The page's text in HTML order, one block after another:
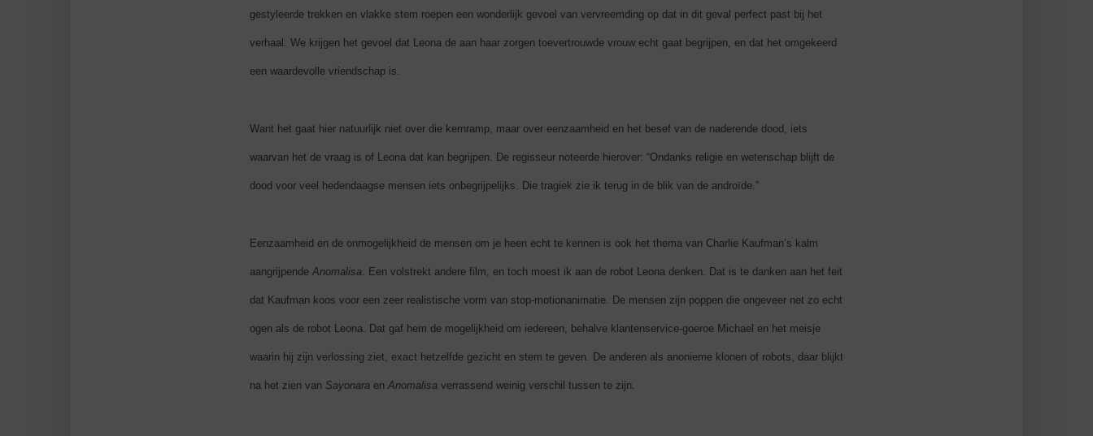
gestyleerde trekken en vlakke stem roepen een wonderlijk gevoel van vervreemding op dat in dit geval perfect past bij het
verhaal. We krijgen het gevoel dat Leona de aan haar zorgen toevertrouwde vrouw echt gaat begrijpen, en dat het omgekeerd
een waardevolle vriendschap is.
Want het gaat hier natuurlijk niet over die kernramp, maar over eenzaamheid en het besef van de naderende dood, iets
waarvan het de vraag is of Leona dat kan begrijpen. De regisseur noteerde hierover: “Ondanks religie en wetenschap blijft de
dood voor veel hedendaagse mensen iets onbegrijpelijks. Die tragiek zie ik terug in de blik van de androïde.”
Eenzaamheid en de onmogelijkheid de mensen om je heen echt te kennen is ook het thema van Charlie Kaufman’s kalm
aangrijpende Anomalisa. Een volstrekt andere film, en toch moest ik aan de robot Leona denken. Dat is te danken aan het feit
dat Kaufman koos voor een zeer realistische vorm van stop-motionanimatie. De mensen zijn poppen die ongeveer net zo echt
ogen als de robot Leona. Dat gaf hem de mogelijkheid om iedereen, behalve klantenservice-goeroe Michael en het meisje
waarin hij zijn verlossing ziet, exact hetzelfde gezicht en stem te geven. De anderen als anonieme klonen of robots, daar blijkt
na het zien van Sayonara en Anomalisa verrassend weinig verschil tussen te zijn.